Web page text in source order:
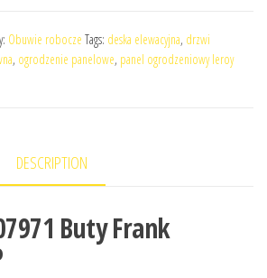
Obuwie robocze Tags: deska elewacyjna, drzwi
, ogrodzenie panelowe, panel ogrodzeniowy leroy
DESCRIPTION
Buty Frank